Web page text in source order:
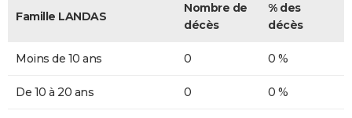
Famille LANDAS
Nombre de
décès
% des
décès
Moins de 10 ans 0 0 %
De 10 à 20 ans 0 0 %